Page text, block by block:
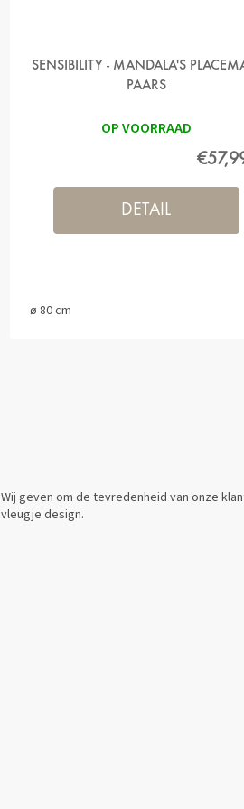
SENSIBILITY - MANDALA'S
PAARS
OP VOORRAAD
DETAIL
ø 80 cm
Wij geven om de tevredenheid van onze
vleugje design.